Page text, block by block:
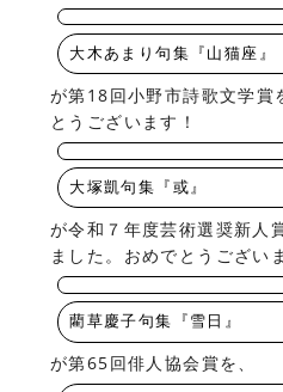
大木あまり句集『山猫座』
が第18回小野市詩歌文学賞
とうございます！
大塚凱句集『或』
が令和７年度芸術選奨新人
ました。おめでとうござい
藺草慶子句集『雪日』
が第65回俳人協会賞を、